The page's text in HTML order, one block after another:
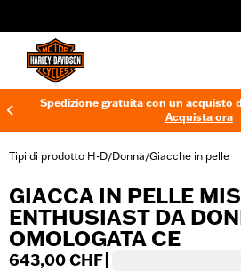
Spedizione gratuita con un acquisto
Acquista ora
Tipi di prodotto H-D/Donna/Giacche in pelle
GIACCA IN PELLE
ENTHUSIAST DA
OMOLOGATA CE
643,00 CHF